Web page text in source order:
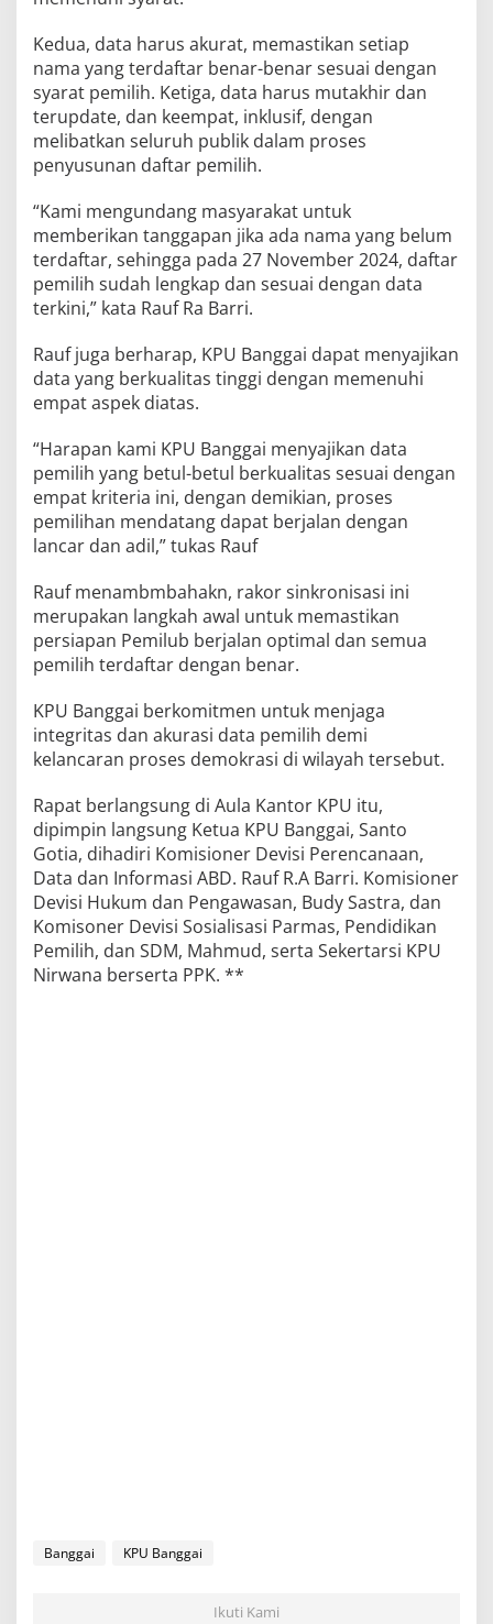
Kedua, data harus akurat, memastikan setiap
nama yang terdaftar benar-benar sesuai dengan
syarat pemilih. Ketiga, data harus mutakhir dan
terupdate, dan keempat, inklusif, dengan
melibatkan seluruh publik dalam proses
penyusunan daftar pemilih.
“Kami mengundang masyarakat untuk
memberikan tanggapan jika ada nama yang belum
terdaftar, sehingga pada 27 November 2024, daftar
pemilih sudah lengkap dan sesuai dengan data
terkini,” kata Rauf Ra Barri.
Rauf juga berharap, KPU Banggai dapat menyajikan
data yang berkualitas tinggi dengan memenuhi
empat aspek diatas.
“Harapan kami KPU Banggai menyajikan data
pemilih yang betul-betul berkualitas sesuai dengan
empat kriteria ini, dengan demikian, proses
pemilihan mendatang dapat berjalan dengan
lancar dan adil,” tukas Rauf
Rauf menambmbahakn, rakor sinkronisasi ini
merupakan langkah awal untuk memastikan
persiapan Pemilub berjalan optimal dan semua
pemilih terdaftar dengan benar.
KPU Banggai berkomitmen untuk menjaga
integritas dan akurasi data pemilih demi
kelancaran proses demokrasi di wilayah tersebut.
Rapat berlangsung di Aula Kantor KPU itu,
dipimpin langsung Ketua KPU Banggai, Santo
Gotia, dihadiri Komisioner Devisi Perencanaan,
Data dan Informasi ABD. Rauf R.A Barri. Komisioner
Devisi Hukum dan Pengawasan, Budy Sastra, dan
Komisoner Devisi Sosialisasi Parmas, Pendidikan
Pemilih, dan SDM, Mahmud, serta Sekertarsi KPU
Nirwana berserta PPK. **
Banggai KPU Banggai
Ikuti Kami